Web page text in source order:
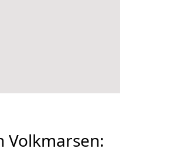
Volkmarsen: